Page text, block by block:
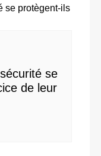
se
de leur